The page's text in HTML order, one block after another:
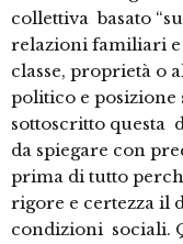
collettiva basato
relazioni familiari
classe, proprietà o
politico e posizione
sottoscritto questa
da spiegare con
prima di tutto
rigore e certezza il
condizioni sociali.